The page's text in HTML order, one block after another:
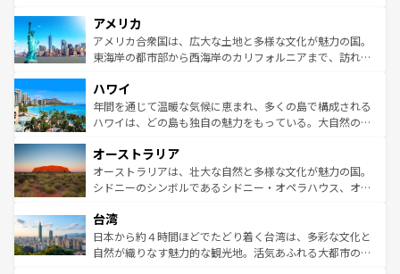
ンツ一覧を参照してほしい。
の建物がそのまま残る町や、スイスならではのユニークな
博物館もあり、アルプス観光だけでなく町歩きも満喫する
ことができる。国民の所得が高いため物価も高いが、旅行
ば市内交通費無料で観光を楽しむこともできる。 なお、新
着のスイス情報はコンテンツ一覧 を参照してほしい。
アメリカ
アメリカ合衆国は、広大な土地と多様な文化が魅力の国。
東海岸の都市部から西海岸のカリフォルニアまで、訪れる
のような巨大都市は、観光、ショッピング、エンターテイ
ンメントが詰まった刺激的なスポットだ。一方、アメリカ
西部には大自然が広がり、グランドキャニオンやイエロー
部のニューオーリンズでは、音楽と美食が融合した独特の
文化が魅力。旅行者はアメリカの各地域で異なる魅力を楽
しみながら、その多様性と豊かな歴史を感じることができ
ならではの贅沢な旅のスタイルだ。 なお、新着のアメリカ
情報はコンテンツ一覧を参照してほしい。
ハワイ
年間を通じて温暖な気候に恵まれ、多くの島で構成される
ハワイは、どの島も独自の魅力をもっている。大自然の神
ワイ島は見逃せない。また、定番の観光地といえばオアフ
島だが、静かな自然を求めるならマウイ島やカウアイ島が
おすすめ。エメラルドグリーンに輝く海をはじめ、豊かな
れるおもてなしの心で訪れる人々を迎えてくれるハワイの
人々、おいしいローカルフードやハワイアンミュージッ
ク、伝統的なフラダンスなど、すべてがハワイの魅力を彩
オーストラリア
オーストラリアは、壮大な自然と多様な文化が魅力の国。
シドニーのシンボルであるシドニー・オペラハウス、オー
リアリーフや大陸中央部にそびえるウルル（エアーズロッ
ク）、タスマニアの美しい原生林やケアンズの熱帯雨林な
ど、見どころがたくさん。また、カフェやワイン、オージ
台湾
日本から約４時間ほどでたどり着く台湾は、多彩な文化と
自然が織りなす魅力的な観光地。活気あふれる大都市の台